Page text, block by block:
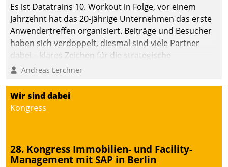
Es ist Datatrains 10. Workout in Folge, vor einem
Jahrzehnt hat das 20-jährige Unternehmen das erste
Anwendertreffen organisiert. Beiträge und Besucher
haben sich verdoppelt, diesmal sind viele Partner
dabei – klares Zeichen für die strategische
Fokussierung auf den Kunden.
Andreas Lerchner
Wir sind dabei
Kongress
28. Kongress Immobilien- und Facility-
Management mit SAP in Berlin